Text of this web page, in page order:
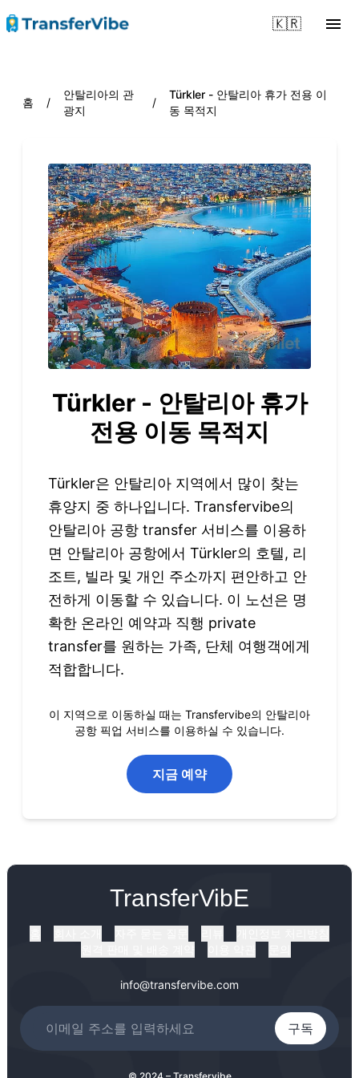
🇰🇷
홈 /
안탈리아의 관
광지
/
Türkler - 안탈리아 휴가 전용 이
동 목적지
Türkler - 안탈리아 휴가
전용 이동 목적지
Türkler은 안탈리아 지역에서 많이 찾는
휴양지 중 하나입니다. Transfervibe의
안탈리아 공항 transfer 서비스를 이용하
면 안탈리아 공항에서 Türkler의 호텔, 리
조트, 빌라 및 개인 주소까지 편안하고 안
전하게 이동할 수 있습니다. 이 노선은 명
확한 온라인 예약과 직행 private
transfer를 원하는 가족, 단체 여행객에게
적합합니다.
이 지역으로 이동하실 때는 Transfervibe의 안탈리아
공항 픽업 서비스를 이용하실 수 있습니다.
지금 예약
TransferVibE
info@transfervibe.com
구독